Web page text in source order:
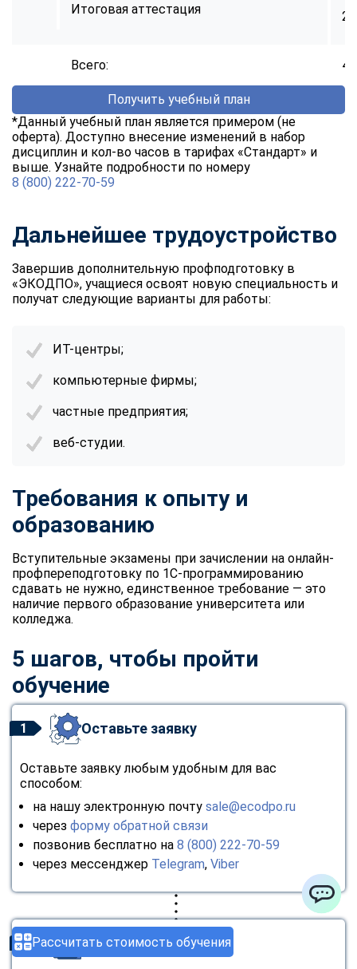
Рассчитать стоимость обучения
Итоговая аттестация 2
Всего:
Получить учебный план
*Данный учебный план является примером (не
оферта). Доступно внесение изменений в набор
дисциплин и кол-во часов в тарифах «Стандарт» и
выше. Узнайте подробности по номеру
8 (800) 222-70-59
Дальнейшее трудоустройство
Завершив дополнительную профподготовку в
«ЭКОДПО», учащиеся освоят новую специальность и
получат следующие варианты для работы:
ИТ-центры;
компьютерные фирмы;
частные предприятия;
веб-студии.
Требования к опыту и
образованию
Вступительные экзамены при зачислении на онлайн-
профпереподготовку по 1С-программированию
сдавать не нужно, единственное требование — это
наличие первого образование университета или
колледжа.
5 шагов, чтобы пройти
обучение
1 Оставьте заявку
Оставьте заявку любым удобным для вас
способом:
на нашу электронную почту sale@ecodpo.ru
через форму обратной связи
позвонив бесплатно на 8 (800) 222-70-59
через мессенджер Telegram, Viber
2 Консультация
ChatApp
Telegram
Vkontakte
ChatApp